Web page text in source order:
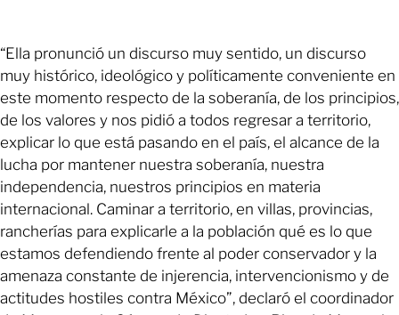
“Ella pronunció un discurso muy sentido, un discurso
muy histórico, ideológico y políticamente conveniente en
este momento respecto de la soberanía, de los principios,
de los valores y nos pidió a todos regresar a territorio,
explicar lo que está pasando en el país, el alcance de la
lucha por mantener nuestra soberanía, nuestra
independencia, nuestros principios en materia
internacional. Caminar a territorio, en villas, provincias,
rancherías para explicarle a la población qué es lo que
estamos defendiendo frente al poder conservador y la
amenaza constante de injerencia, intervencionismo y de
actitudes hostiles contra México”, declaró el coordinador